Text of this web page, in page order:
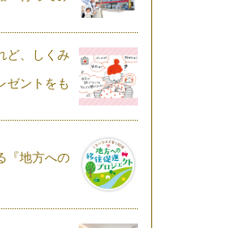
ど、しくみ
ゼントをも
『地方への